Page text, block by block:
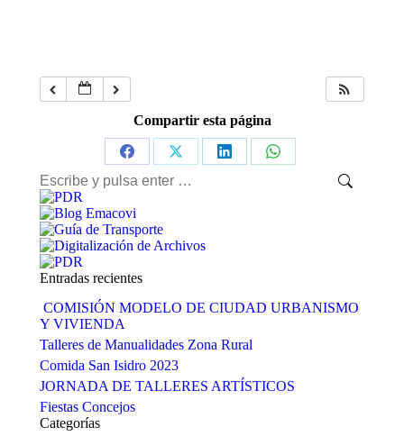
Compartir esta página
Share
on
Facebook
Share
on
Share
Share
Buscar:
Entradas recientes
COMISIÓN MODELO DE CIUDAD URBANISMO
Y VIVIENDA
Talleres de Manualidades Zona Rural
Comida San Isidro 2023
JORNADA DE TALLERES ARTÍSTICOS
Fiestas Concejos
Categorías